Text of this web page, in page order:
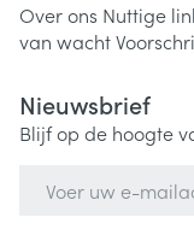
Over ons Nuttige
van wacht
Nieuwsbrief
Blijf op de hoogte